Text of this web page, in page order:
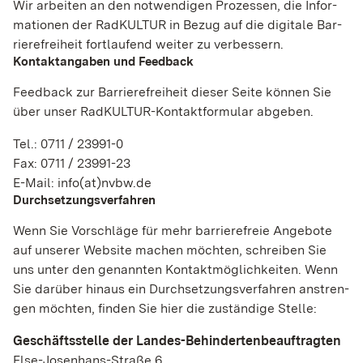
Wir arbei­ten an den not­wen­di­gen Pro­zes­sen, die Infor­
ma­ti­o­nen der Rad­KUL­TUR in Bezug auf die digi­tale Bar­
rie­re­frei­heit fort­lau­fend wei­ter zu ver­bes­sern.
Kon­takt­an­ga­ben und Feed­back
Feed­back zur Bar­rie­re­frei­heit die­ser Seite kön­nen Sie
über unser Rad­KUL­TUR-Kon­takt­for­mu­lar abge­ben.
Tel.: 0711 / 23991-0
Fax: 0711 / 23991-23
E-Mail: info(at)nvbw.de
Durch­set­zungs­ver­fah­ren
Wenn Sie Vor­schläge für mehr bar­rie­re­freie Ange­bote
auf unse­rer Web­site machen möch­ten, schrei­ben Sie
uns unter den genann­ten Kon­takt­mög­lich­kei­ten. Wenn
Sie dar­über hin­aus ein Durch­set­zungs­ver­fah­ren anstren­
gen möch­ten, fin­den Sie hier die zustän­dige Stelle:
Geschäfts­stelle der Lan­des-Behin­der­ten­be­auf­trag­ten
Matomo
Name:
_pk_id, _pk_ref
rad­kul­tur-bw.de
Zweck:
Coo­kie von Matomo für Web­site-Ana­ly­sen. Wird
ver­wen­det, um einige Details über den Benut­zer zu
spei­chern, wie z.B. die ein­deu­tige Besu­cher-ID
Cookie Laufzeit:
12 Monate, 6 Monate
EXTERNE MEDIEN
Inhalte von Videoplattformen und Social-Media-
Plattformen sowie anderen externen Domains